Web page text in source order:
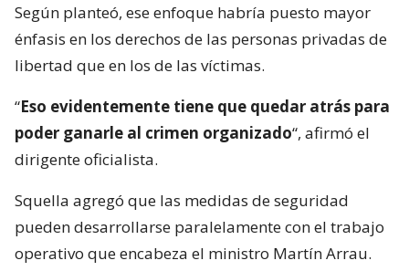
Según planteó, ese enfoque habría puesto mayor
énfasis en los derechos de las personas privadas de
libertad que en los de las víctimas.
“Eso evidentemente tiene que quedar atrás para
poder ganarle al crimen organizado“, afirmó el
dirigente oficialista.
Squella agregó que las medidas de seguridad
pueden desarrollarse paralelamente con el trabajo
operativo que encabeza el ministro Martín Arrau.